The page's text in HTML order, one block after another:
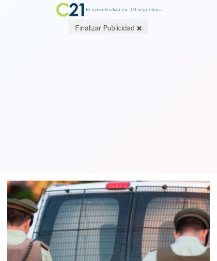
El aviso finaliza en: 19 segundos.
Finalizar Publicidad